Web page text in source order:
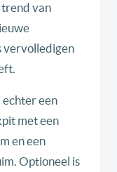
trend van
vervolledigen
een
met een
en een
Optioneel is